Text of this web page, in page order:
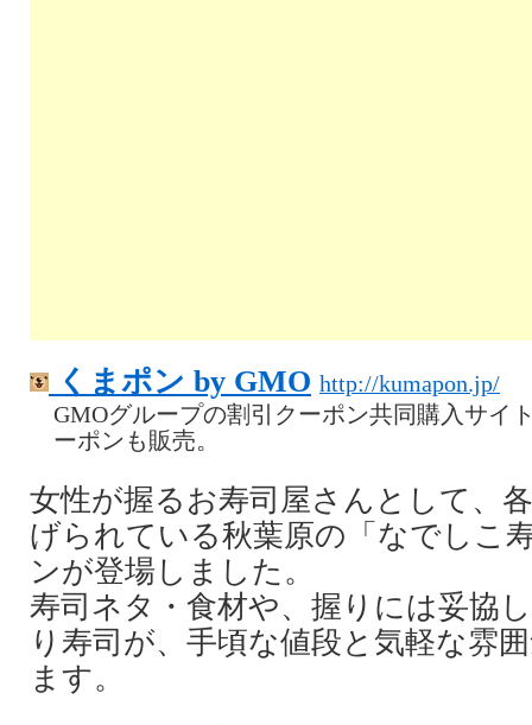
くまポン by GMO http://kumapon.jp/
GMOグループの割引クーポン共同購入サイ
ーポンも販売。
女性が握るお寿司屋さんとして、
げられている秋葉原の「なでしこ
ンが登場しました。
寿司ネタ・食材や、握りには妥協
り寿司が、手頃な値段と気軽な雰
ます。